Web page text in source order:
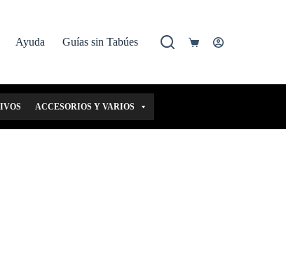
Ayuda Guías sin Tabúes
Carro
ACCESORIOS Y VARIOS